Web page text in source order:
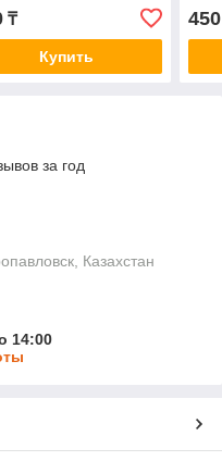
₸
Купить
450
за год
Казахстан
14:00